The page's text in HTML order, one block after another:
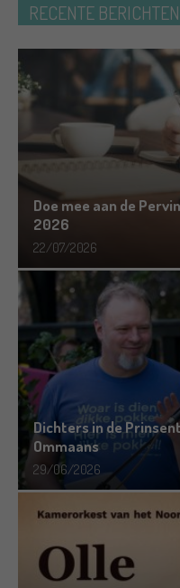
RECENTE BERICHTEN
Doe mee aan de
2026
22/07/2026
Dichters in de
Ommaans
29/06/2026